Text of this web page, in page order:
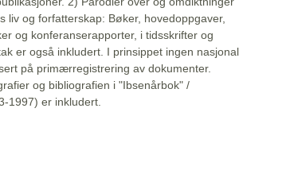
liv og forfatterskap: Bøker, hovedoppgaver,
og konferanserapporter, i tidsskrifter og
er også inkludert. I prinsippet ingen nasjonal
på primærregistrering av dokumenter.
og bibliografien i "Ibsenårbok" /
1997) er inkludert.